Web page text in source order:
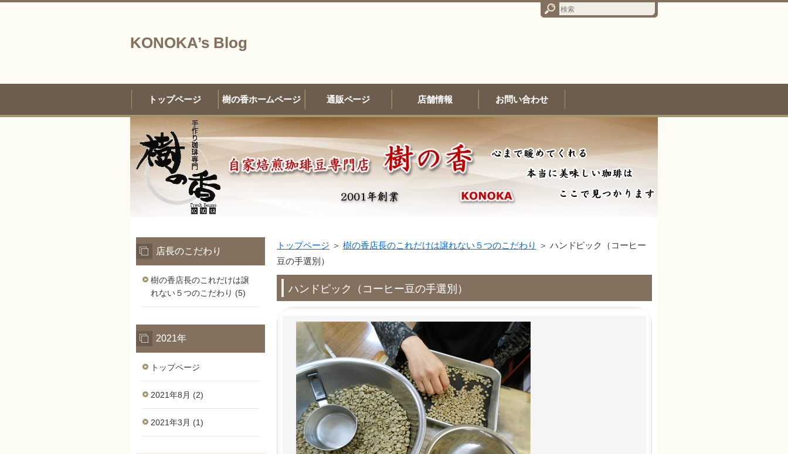
KONOKA’s Blog
トップページ 樹の香ホームページ 通販ページ 店舗情報 お問い合わせ
トップページ ＞ 樹の香店長のこれだけは譲れない５つのこだわり ＞ ハンドピック（コーヒー
豆の手選別）
ハンドピック（コーヒー豆の手選別）
店長のこだわり
樹の香店長のこれだけは譲
れない５つのこだわり (5)
2021年
トップページ
2021年8月 (2)
2021年3月 (1)